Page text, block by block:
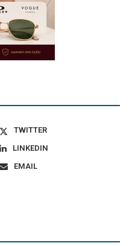
TWITTER
LINKEDIN
EMAIL